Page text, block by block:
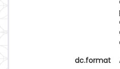
dc.format